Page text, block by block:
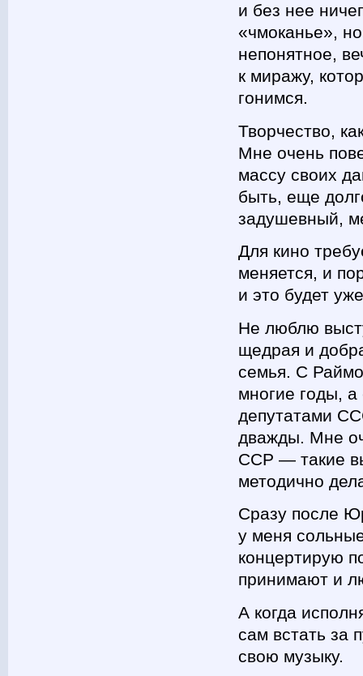
и без нее
«чмоканье»,
непонятное,
к миражу,
гонимся.
Творчество,
Мне очень
массу своих
быть, еще
задушевный,
Для кино
меняется, и
и это будет
Не люблю
щедрая и
семья. С
многие годы,
депутатами
дважды. Мне
ССР — такие
методично
Сразу после
у меня
концертирую
принимают и
А когда
сам встать за
свою музыку.